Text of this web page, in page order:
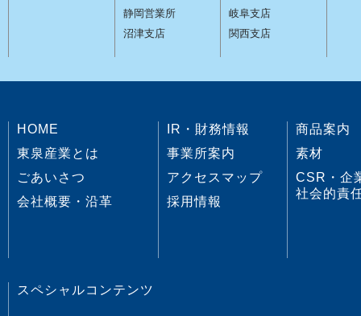
静岡営業所
沼津支店
岐阜支店
関西支店
HOME
東泉産業とは
ごあいさつ
会社概要・沿革
IR・財務情報
事業所案内
アクセスマップ
採用情報
商品案内
素材
CSR・企
社会的責
スペシャルコンテンツ